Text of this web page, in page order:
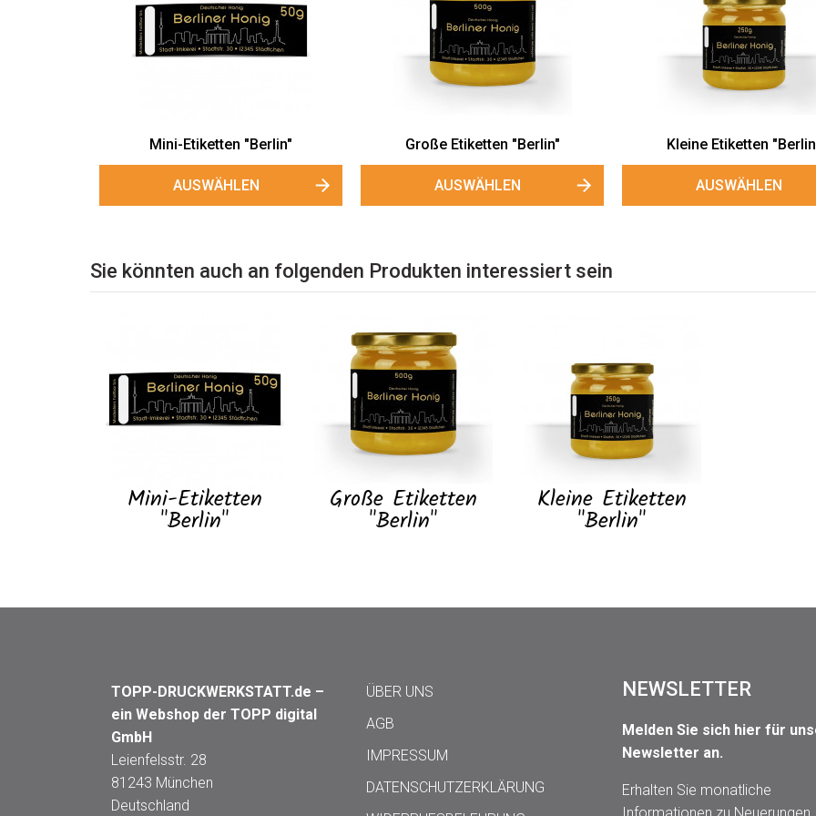
Mini-Etiketten "Berlin"
AUSWÄHLEN
Große Etiketten "Berlin"
AUSWÄHLEN
Kleine Etiketten
AUSWÄHLEN
Sie könnten auch an folgenden Produkten interessiert sein
Mini-Etiketten
"Berlin"
Große Etiketten
"Berlin"
Kleine Etiketten
"Berlin"
TOPP-DRUCKWERKSTATT.de –
ein Webshop der TOPP digital
GmbH
Leienfelsstr. 28
81243 München
Deutschland
ÜBER UNS
AGB
IMPRESSUM
DATENSCHUTZERKLÄRUNG
NEWSLETTER
Melden Sie sich hier für
Newsletter an.
Erhalten Sie monatliche
Informationen zu Neuerungen,